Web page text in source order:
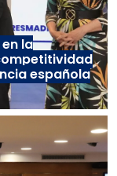
la
española